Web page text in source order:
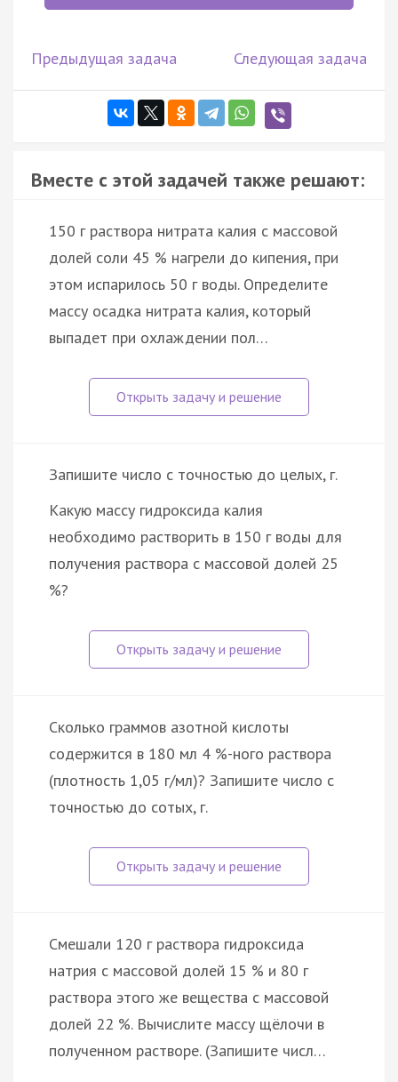
Предыдущая задача Следующая задача
Вместе с этой задачей также решают:
150 г раствора нитрата калия с массовой
долей соли 45 % нагрели до кипения, при
этом испарилось 50 г воды. Определите
массу осадка нитрата калия, который
выпадет при охлаждении пол…
Запишите число с точностью до целых, г.
Какую массу гидроксида калия
необходимо растворить в 150 г воды для
получения раствора с массовой долей 25
%?
Сколько граммов азотной кислоты
содержится в 180 мл 4 %-ного раствора
(плотность 1,05 г/мл)? Запишите число с
точностью до сотых, г.
Смешали 120 г раствора гидроксида
натрия с массовой долей 15 % и 80 г
раствора этого же вещества с массовой
долей 22 %. Вычислите массу щёлочи в
полученном растворе. (Запишите числ…